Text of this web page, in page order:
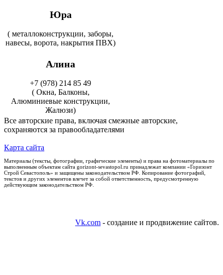
Юра
( металлоконструкции, заборы,
навесы, ворота, накрытия ПВХ)
Алина
+7 (978) 214 85 49
( Окна, Балконы,
Алюминиевые конструкции,
Жалюзи)
Все авторские права, включая смежные авторские,
сохраняются за правообладателями
Карта сайта
Материалы (тексты, фотографии, графические элементы) и права на фотоматериалы по
выполненным объектам сайта gorizont-sevastopol.ru принадлежат компании «Горизонт
Строй Севастополь» и защищены законодательством РФ. Копирование фотографий,
текстов и других элементов влечет за собой ответственность, предусмотренную
действующим законодательством РФ.
Vk.com - создание и продвижение сайтов.